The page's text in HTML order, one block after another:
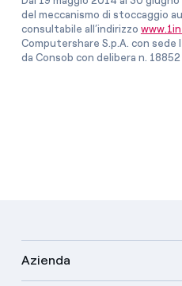
del meccanismo di stoccaggio
consultabile all’indirizzo
Computershare S.p.A. con
da Consob con delibera n.
Azienda